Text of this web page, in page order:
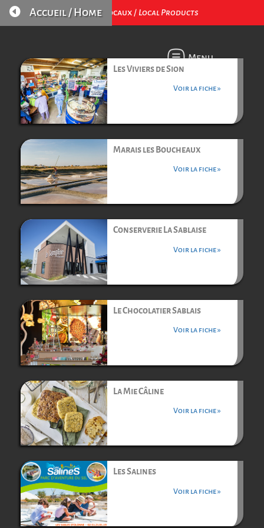
Produits Locaux / Local Products
 Accueil / Home
Menu
Les Viviers de Sion
Voir la fiche »
Marais les Boucheaux
Voir la fiche »
Conserverie La Sablaise
Voir la fiche »
Le Chocolatier Sablais
Voir la fiche »
La Mie Câline
Voir la fiche »
Les Salines
Voir la fiche »